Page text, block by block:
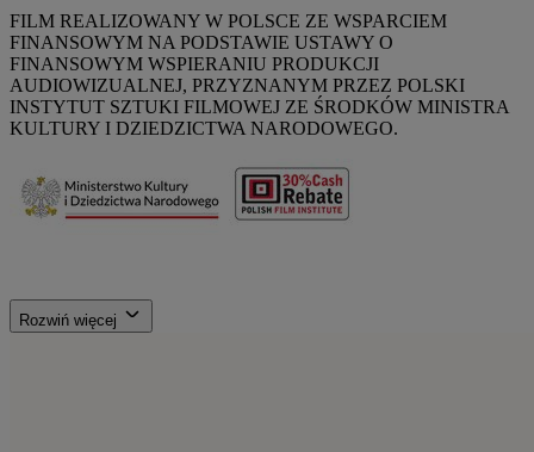
FILM REALIZOWANY W POLSCE ZE WSPARCIEM
FINANSOWYM NA PODSTAWIE USTAWY O
FINANSOWYM WSPIERANIU PRODUKCJI
AUDIOWIZUALNEJ, PRZYZNANYM PRZEZ POLSKI
INSTYTUT SZTUKI FILMOWEJ ZE ŚRODKÓW MINISTRA
KULTURY I DZIEDZICTWA NARODOWEGO.
Rozwiń więcej